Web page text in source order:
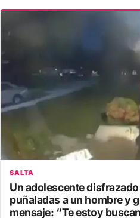
SALTA
Un adolescente
puñaladas a un hombre y
mensaje: “Te estoy